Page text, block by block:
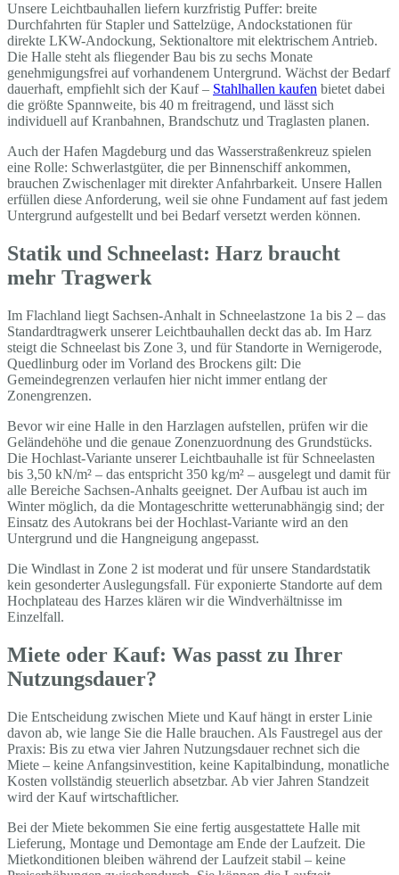
Unsere Leichtbauhallen liefern kurzfristig Puffer: breite
Durchfahrten für Stapler und Sattelzüge, Andockstationen für
direkte LKW-Andockung, Sektionaltore mit elektrischem Antrieb.
Die Halle steht als fliegender Bau bis zu sechs Monate
genehmigungsfrei auf vorhandenem Untergrund. Wächst der Bedarf
dauerhaft, empfiehlt sich der Kauf – Stahlhallen kaufen bietet dabei
die größte Spannweite, bis 40 m freitragend, und lässt sich
individuell auf Kranbahnen, Brandschutz und Traglasten planen.
Auch der Hafen Magdeburg und das Wasserstraßenkreuz spielen
eine Rolle: Schwerlastgüter, die per Binnenschiff ankommen,
brauchen Zwischenlager mit direkter Anfahrbarkeit. Unsere Hallen
erfüllen diese Anforderung, weil sie ohne Fundament auf fast jedem
Untergrund aufgestellt und bei Bedarf versetzt werden können.
Statik und Schneelast: Harz braucht
mehr Tragwerk
Im Flachland liegt Sachsen-Anhalt in Schneelastzone 1a bis 2 – das
Standardtragwerk unserer Leichtbauhallen deckt das ab. Im Harz
steigt die Schneelast bis Zone 3, und für Standorte in Wernigerode,
Quedlinburg oder im Vorland des Brockens gilt: Die
Gemeindegrenzen verlaufen hier nicht immer entlang der
Zonengrenzen.
Bevor wir eine Halle in den Harzlagen aufstellen, prüfen wir die
Geländehöhe und die genaue Zonenzuordnung des Grundstücks.
Die Hochlast-Variante unserer Leichtbauhalle ist für Schneelasten
bis 3,50 kN/m² – das entspricht 350 kg/m² – ausgelegt und damit für
alle Bereiche Sachsen-Anhalts geeignet. Der Aufbau ist auch im
Winter möglich, da die Montageschritte wetterunabhängig sind; der
Einsatz des Autokrans bei der Hochlast-Variante wird an den
Untergrund und die Hangneigung angepasst.
Die Windlast in Zone 2 ist moderat und für unsere Standardstatik
kein gesonderter Auslegungsfall. Für exponierte Standorte auf dem
Hochplateau des Harzes klären wir die Windverhältnisse im
Einzelfall.
Miete oder Kauf: Was passt zu Ihrer
Nutzungsdauer?
Die Entscheidung zwischen Miete und Kauf hängt in erster Linie
davon ab, wie lange Sie die Halle brauchen. Als Faustregel aus der
Praxis: Bis zu etwa vier Jahren Nutzungsdauer rechnet sich die
Miete – keine Anfangsinvestition, keine Kapitalbindung, monatliche
Kosten vollständig steuerlich absetzbar. Ab vier Jahren Standzeit
wird der Kauf wirtschaftlicher.
Bei der Miete bekommen Sie eine fertig ausgestattete Halle mit
Lieferung, Montage und Demontage am Ende der Laufzeit. Die
Mietkonditionen bleiben während der Laufzeit stabil – keine